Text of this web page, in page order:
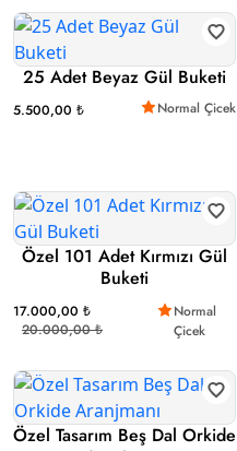
25 Adet Beyaz Gül Buketi
5.500,00 ₺ Normal Çicek
Özel 101 Adet Kırmızı Gül
Buketi
17.000,00 ₺
20.000,00 ₺
Normal
Çicek
Özel Tasarım Beş Dal Orkide